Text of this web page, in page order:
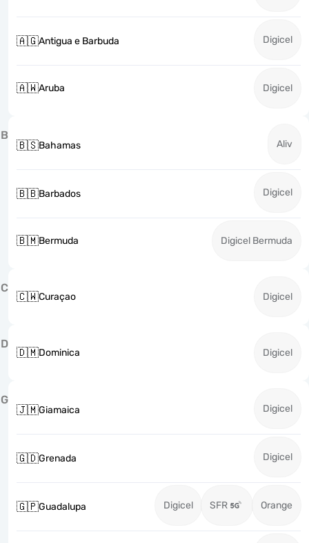
🇦🇬Antigua e Barbuda Digicel
🇦🇼Aruba Digicel
B
🇧🇸Bahamas Aliv
🇧🇧Barbados Digicel
🇧🇲Bermuda Digicel Bermuda
C
🇨🇼Curaçao Digicel
D
🇩🇲Dominica Digicel
G
🇯🇲Giamaica Digicel
🇬🇩Grenada Digicel
🇬🇵Guadalupa Digicel SFR Orange